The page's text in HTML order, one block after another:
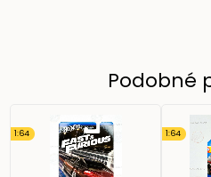
Podobné
1:64 1:64